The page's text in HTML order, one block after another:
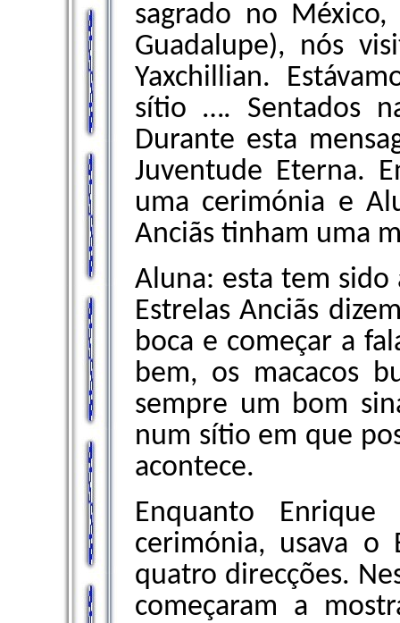
sagrado no
Guadalupe), nós
Yaxchillian.
sítio …. Sentados
Durante esta
Juventude Eterna.
uma cerimónia e
Anciãs tinham uma
Aluna: esta tem sido
Estrelas Anciãs
boca e começar a
bem, os macacos
sempre um bom
num sítio em que
acontece.
Enquanto
cerimónia, usava o
quatro direcções.
começaram a